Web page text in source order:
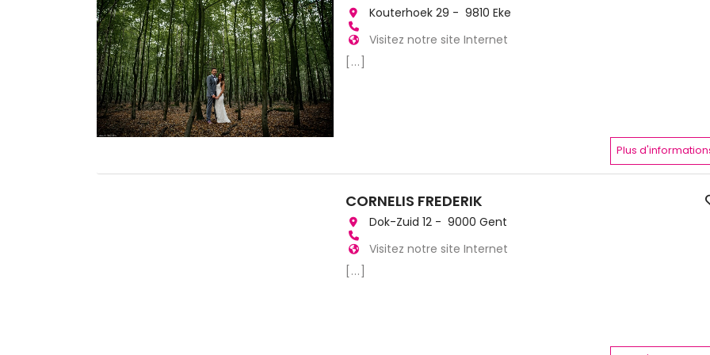
Kouterhoek 29 - 9810 Eke
Visitez notre site Internet
[...]
Plus
CORNELIS FREDERIK
Dok-Zuid 12 - 9000 Gent
Visitez notre site Internet
[...]